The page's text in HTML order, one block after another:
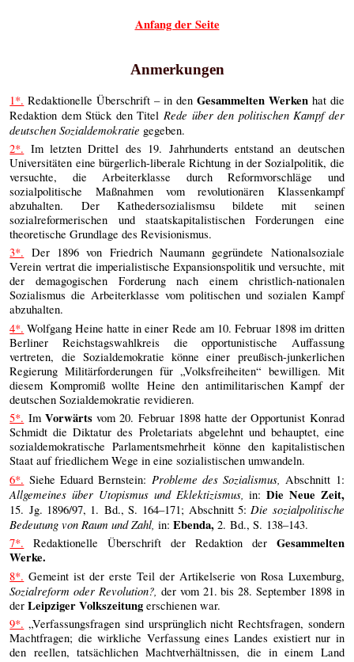
Anfang der Seite
Anmerkungen
1*. Redaktionelle Überschrift – in den Gesammelten Werkenhat die
Redaktion dem Stück den Titel Rede über den politischen Kampf der
deutschen Sozialdemokratie gegeben.
2*. Im letzten Drittel des 19. Jahrhunderts entstand an deutschen
Universitäten eine bürgerlich-liberale Richtung in der Sozialpolitik, die
versuchte, die Arbeiterklasse durch Reformvorschläge und
sozialpolitische Maßnahmen vom revolutionären Klassenkampf
abzuhalten. Der Kathedersozialismsu bildete mit seinen
sozialreformerischen und staatskapitalistischen Forderungen eine
theoretische Grundlage des Revisionismus.
3*. Der 1896 von Friedrich Naumann gegründete Nationalsoziale
Verein vertrat die imperialistische Expansionspolitik und versuchte, mit
der demagogischen Forderung nach einem christlich-nationalen
Sozialismus die Arbeiterklasse vom politischen und sozialen Kampf
abzuhalten.
4*. Wolfgang Heine hatte in einer Rede am 10. Februar 1898 im dritten
Berliner Reichstagswahlkreis die opportunistische Auffassung
vertreten, die Sozialdemokratie könne einer preußisch-junkerlichen
Regierung Militärforderungen für „Volksfreiheiten“ bewilligen. Mit
diesem Kompromiß wollte Heine den antimilitarischen Kampf der
deutschen Sozialdemokratie revidieren.
5*. Im Vorwärtsvom 20. Februar 1898 hatte der Opportunist Konrad
Schmidt die Diktatur des Proletariats abgelehnt und behauptet, eine
sozialdemokratische Parlamentsmehrheit könne den kapitalistischen
Staat auf friedlichem Wege in eine sozialistischen umwandeln.
6*. Siehe Eduard Bernstein: Probleme des Sozialismus, Abschnitt 1:
Allgemeines über Utopismus und Eklektizismus, in:Die Neue Zeit,
15. Jg. 1896/97, 1. Bd., S. 164–171; Abschnitt 5:Die sozialpolitische
Bedeutung von Raum und Zahl, in:Ebenda, 2. Bd., S. 138–143.
7*. Redaktionelle Überschrift der Redaktion der Gesammelten
Werke.
8*. Gemeint ist der erste Teil der Artikelserie von Rosa Luxemburg,
Sozialreform oder Revolution?, der vom 21. bis 28. September 1898 in
derLeipziger Volkszeitung erschienen war.
9*. „Verfassungsfragen sind ursprünglich nicht Rechtsfragen, sondern
Machtfragen; die wirkliche Verfassung eines Landes existiert nur in
den reellen, tatsächlichen Machtverhältnissen, die in einem Land